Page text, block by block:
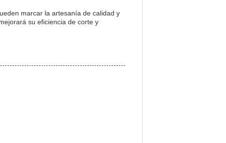
marcar la artesanía de calidad y
su eficiencia de corte y